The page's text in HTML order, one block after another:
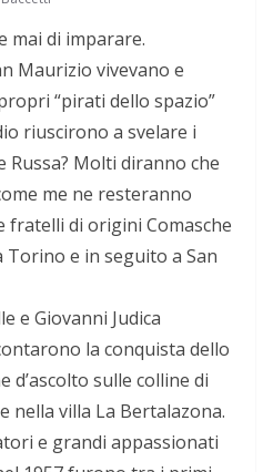
mai di imparare.
Maurizio vivevano e
“pirati dello spazio”
riuscirono a svelare i
Russa? Molti diranno che
me ne resteranno
fratelli di origini Comasche
e in seguito a San
e Giovanni Judica
la conquista dello
d’ascolto sulle colline di
nella villa La Bertalazona.
e grandi appassionati